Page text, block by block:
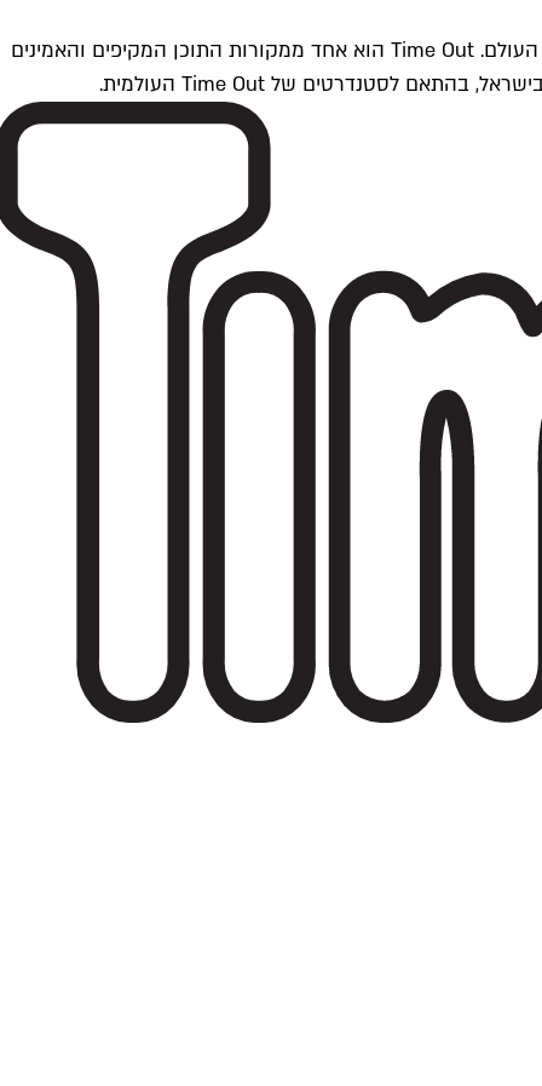
Time Outתל אביב הוא חלק מרשת Time Out Global — רשת מדיה בינלאומית הפועלת ב-360 ערים מרכזיות וב-60 מדינות ברחבי העולם. Time Out הוא אחד ממקורות התוכן המקיפים והאמינים